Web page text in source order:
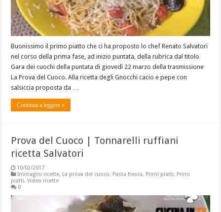
Buonissimo il primo piatto che ci ha proposto lo chef Renato Salvatori
nel corso della prima fase, ad inizio puntata, della rubrica dal titolo
Gara dei cuochi della puntata di giovedì 22 marzo della trasmissione
La Prova del Cuoco. Alla ricetta degli Gnocchi cacio e pepe con
salsiccia proposta da …
Continua a leggere »
Prova del Cuoco | Tonnarelli ruffiani
ricetta Salvatori
10/02/2017
Immagini ricette, La prova del cuoco, Pasta fresca, Primi piatti, Primi
piatti,Video ricette
0